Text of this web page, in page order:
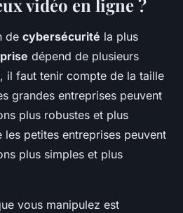
vidéo en ligne ?
de cybersécurité la plus
dépend de plusieurs
il faut tenir compte de la taille
grandes entreprises peuvent
plus robustes et plus
petites entreprises peuvent
plus simples et plus
vous manipulez est